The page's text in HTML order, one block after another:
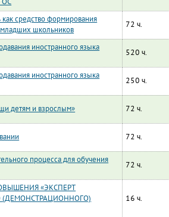
как средство формирования
школьников
72 ч.
иностранного языка
520 ч.
иностранного языка
250 ч.
детям и взрослым» 72 ч.
72 ч.
процесса для обучения
72 ч.
«ЭКСПЕРТ
(ДЕМОНСТРАЦИОННОГО)
16 ч.